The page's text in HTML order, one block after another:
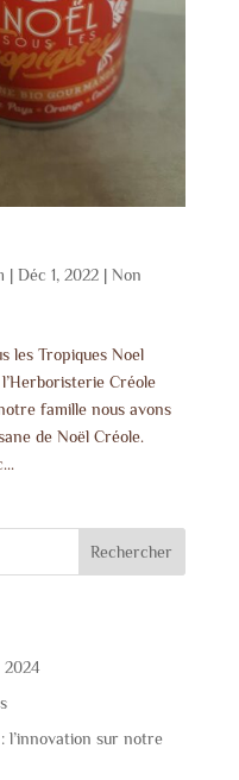
| Déc 1, 2022| Non
les Tropiques Noel
Créole
famille nous avons
de Noël Créole.
Rechercher
l’innovation sur notre